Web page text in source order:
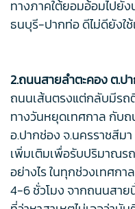
ทางภาคใต้ยอมอ้อมไปยั
ธนบุรี-ปากท่อ ดีไม่ดียังใ
2.ถนนสายลำตะคอง ต.ป
ถนนเส้นตรงแต่กลับมีรถ
ทางวันหยุดเทศกาล กับ
อ.ปากช่อง จ.นครราชสี
เพิ่มเติมเพื่อรับปริมาณร
อย่างไร ในทุกช่วงเทศก
4-6 ชั่วโมง จากถนนสา